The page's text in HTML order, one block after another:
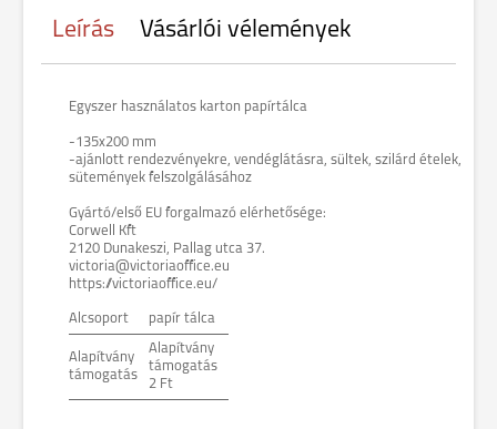
Leírás Vásárlói vélemények
Egyszer használatos karton papírtálca
-135x200 mm
-ajánlott rendezvényekre, vendéglátásra, sültek, szilárd ételek,
sütemények felszolgálásához
Gyártó/első EU forgalmazó elérhetősége:
Corwell Kft
2120 Dunakeszi, Pallag utca 37.
victoria@victoriaoffice.eu
https://victoriaoffice.eu/
Alcsoport papír tálca
Alapítvány
támogatás
Alapítvány
támogatás
2 Ft